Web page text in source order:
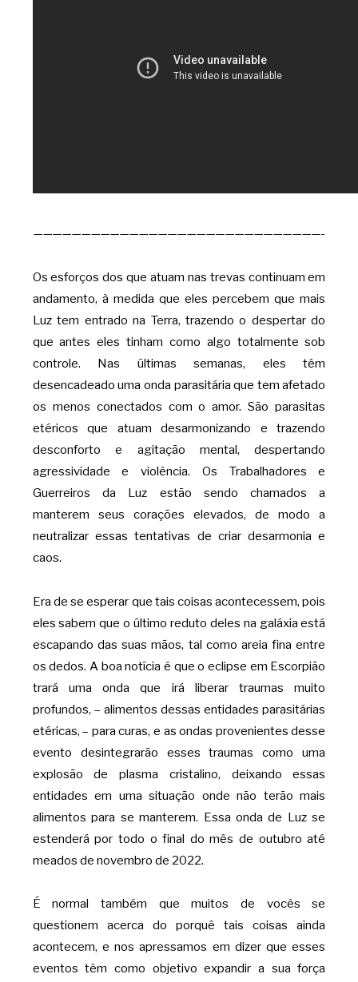
——————————————————————————————-
Os esforços dos que atuam nas trevas continuam em
andamento, à medida que eles percebem que mais
Luz tem entrado na Terra, trazendo o despertar do
que antes eles tinham como algo totalmente sob
controle. Nas últimas semanas, eles têm
desencadeado uma onda parasitária que tem afetado
os menos conectados com o amor. São parasitas
etéricos que atuam desarmonizando e trazendo
desconforto e agitação mental, despertando
agressividade e violência. Os Trabalhadores e
Guerreiros da Luz estão sendo chamados a
manterem seus corações elevados, de modo a
neutralizar essas tentativas de criar desarmonia e
caos.
Era de se esperar que tais coisas acontecessem, pois
eles sabem que o último reduto deles na galáxia está
escapando das suas mãos, tal como areia fina entre
os dedos. A boa notícia é que o eclipse em Escorpião
trará uma onda que irá liberar traumas muito
profundos, – alimentos dessas entidades parasitárias
etéricas, – para curas, e as ondas provenientes desse
evento desintegrarão esses traumas como uma
explosão de plasma cristalino, deixando essas
entidades em uma situação onde não terão mais
alimentos para se manterem. Essa onda de Luz se
estenderá por todo o final do mês de outubro até
meados de novembro de 2022.
É normal também que muitos de vocês se
questionem acerca do porquê tais coisas ainda
acontecem, e nos apressamos em dizer que esses
eventos têm como objetivo expandir a sua força